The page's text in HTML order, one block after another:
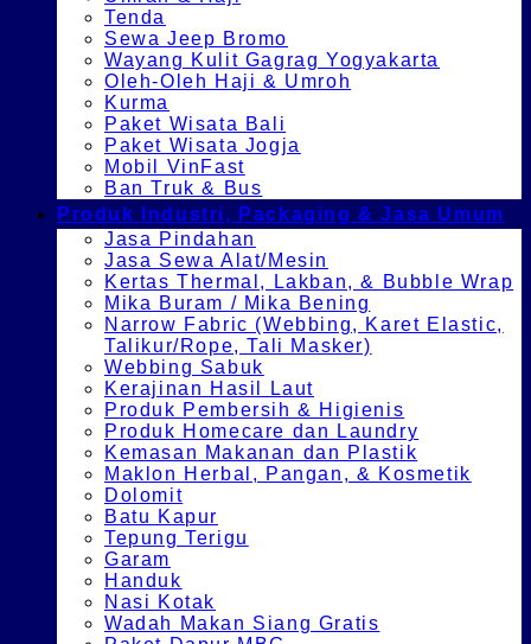
Tenda
Sewa Jeep Bromo
Wayang Kulit Gagrag Yogyakarta
Oleh-Oleh Haji & Umroh
Kurma
Paket Wisata Bali
Paket Wisata Jogja
Mobil VinFast
Ban Truk & Bus
Produk Industri, Packaging & Jasa Umum
Jasa Pindahan
Jasa Sewa Alat/Mesin
Kertas Thermal, Lakban, & Bubble Wrap
Mika Buram / Mika Bening
Narrow Fabric (Webbing, Karet Elastic,
Talikur/Rope, Tali Masker)
Webbing Sabuk
Kerajinan Hasil Laut
Produk Pembersih & Higienis
Produk Homecare dan Laundry
Kemasan Makanan dan Plastik
Maklon Herbal, Pangan, & Kosmetik
Dolomit
Batu Kapur
Tepung Terigu
Garam
Handuk
Nasi Kotak
Wadah Makan Siang Gratis